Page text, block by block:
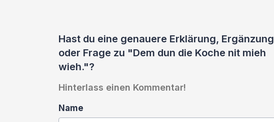
Hast du eine genauere Erklärung, Ergänzung
oder Frage zu "Dem dun die Koche nit mieh
wieh."?
Hinterlass einen Kommentar!
Name